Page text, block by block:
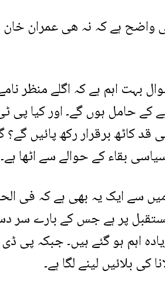
واضح ہے کہ نہ ھی عمران خان
بہت اہم ہے کہ اگلے منظر
حامل ہوں گے۔ اور کیا پی
قد کاٹھ برقرار رکھ پائیں
بقاء کے حوالے سے اٹھا ہے۔
سے ایک یہ بھی ہے کہ فی
مستقبل پر ہے جس کے بارے سر
اہم ہو گئے ہیں۔ جبکہ پی
بلائیں لینے لگا ہے۔